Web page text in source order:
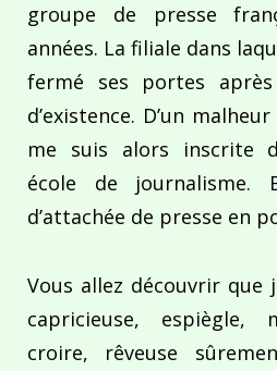
groupe de presse
années. La filiale dans
fermé ses portes
d’existence. D’un
me suis alors inscrite
école de journalisme.
d’attachée de presse en
Vous allez découvrir que
capricieuse, espiègle,
croire, rêveuse